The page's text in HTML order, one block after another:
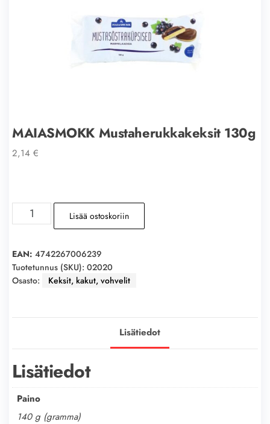
MAIASMOKK Mustaherukkakeksit 130g
2,14 €
MAIASMOKK
Mustaherukkakeksit
määrä
Lisää ostoskoriin
EAN: 4742267006239
Tuotetunnus (SKU): 02020
Osasto:
Keksit, kakut, vohvelit
Lisätiedot
Lisätiedot
Paino
140 g (gramma)